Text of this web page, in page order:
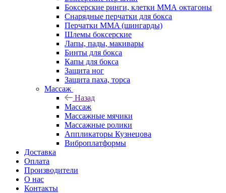
Боксерские ринги, клетки ММА октагоны
Снарядные перчатки для бокса
Перчатки MMA (шингарды)
Шлемы боксерские
Лапы, пады, макивары
Бинты для бокса
Капы для бокса
Защита ног
Защита паха, торса
Массаж
Назад
Массаж
Массажные мячики
Массажные ролики
Аппликаторы Кузнецова
Виброплатформы
Доставка
Оплата
Производители
О нас
Контакты